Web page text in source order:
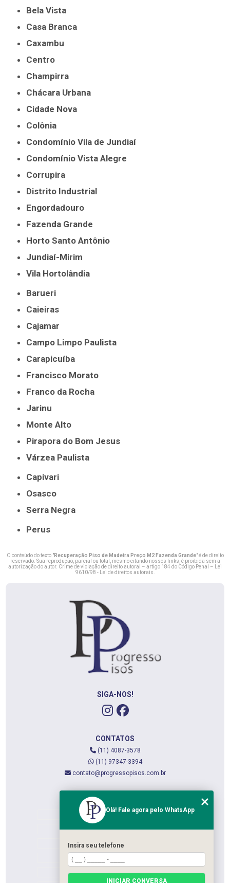
Bela Vista
Casa Branca
Caxambu
Centro
Champirra
Chácara Urbana
Cidade Nova
Colônia
Condomínio Vila de Jundiaí
Condomínio Vista Alegre
Corrupira
Distrito Industrial
Engordadouro
Fazenda Grande
Horto Santo Antônio
Jundiaí-Mirim
Vila Hortolândia
Barueri
Caieiras
Cajamar
Campo Limpo Paulista
Carapicuíba
Francisco Morato
Franco da Rocha
Jarinu
Monte Alto
Pirapora do Bom Jesus
Várzea Paulista
Capivari
Osasco
Serra Negra
Perus
O conteúdo do texto "Recuperação Piso de Madeira Preço M2 Fazenda Grande" é de direito
reservado. Sua reprodução, parcial ou total, mesmo citando nossos links, é proibida sem a
autorização do autor. Crime de violação de direito autoral – artigo 184 do Código Penal –
Lei
9610/98 - Lei de direitos autorais
SIGA-NOS!
CONTATOS
(11) 4087-3578
(11) 97347-3394
contato@progressopisos.com.br
QUEM SOMOS
SERVIÇOS
CATEGORIAS
Olá! Fale agora pelo WhatsApp
Insira seu telefone
INICIAR CONVERSA